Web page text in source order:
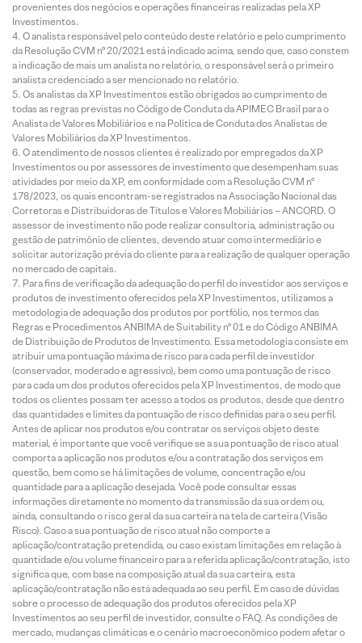
provenientes dos negócios e operações financeiras realizadas pela XP
Investimentos.
O analista responsável pelo conteúdo deste relatório e pelo cumprimento
da Resolução CVM nº 20/2021 está indicado acima, sendo que, caso constem
a indicação de mais um analista no relatório, o responsável será o primeiro
analista credenciado a ser mencionado no relatório.
Os analistas da XP Investimentos estão obrigados ao cumprimento de
todas as regras previstas no Código de Conduta da APIMEC Brasil para o
Analista de Valores Mobiliários e na Política de Conduta dos Analistas de
Valores Mobiliários da XP Investimentos.
O atendimento de nossos clientes é realizado por empregados da XP
Investimentos ou por assessores de investimento que desempenham suas
atividades por meio da XP, em conformidade com a Resolução CVM nº
178/2023, os quais encontram-se registrados na Associação Nacional das
Corretoras e Distribuidoras de Títulos e Valores Mobiliários – ANCORD. O
assessor de investimento não pode realizar consultoria, administração ou
gestão de patrimônio de clientes, devendo atuar como intermediário e
solicitar autorização prévia do cliente para a realização de qualquer operação
no mercado de capitais.
Para fins de verificação da adequação do perfil do investidor aos serviços e
produtos de investimento oferecidos pela XP Investimentos, utilizamos a
metodologia de adequação dos produtos por portfólio, nos termos das
Regras e Procedimentos ANBIMA de Suitability nº 01 e do Código ANBIMA
de Distribuição de Produtos de Investimento. Essa metodologia consiste em
atribuir uma pontuação máxima de risco para cada perfil de investidor
(conservador, moderado e agressivo), bem como uma pontuação de risco
para cada um dos produtos oferecidos pela XP Investimentos, de modo que
todos os clientes possam ter acesso a todos os produtos, desde que dentro
das quantidades e limites da pontuação de risco definidas para o seu perfil.
Antes de aplicar nos produtos e/ou contratar os serviços objeto deste
material, é importante que você verifique se a sua pontuação de risco atual
comporta a aplicação nos produtos e/ou a contratação dos serviços em
questão, bem como se há limitações de volume, concentração e/ou
quantidade para a aplicação desejada. Você pode consultar essas
informações diretamente no momento da transmissão da sua ordem ou,
ainda, consultando o risco geral da sua carteira na tela de carteira (Visão
Risco). Caso a sua pontuação de risco atual não comporte a
aplicação/contratação pretendida, ou caso existam limitações em relação à
quantidade e/ou volume financeiro para a referida aplicação/contratação, isto
significa que, com base na composição atual da sua carteira, esta
aplicação/contratação não está adequada ao seu perfil. Em caso de dúvidas
sobre o processo de adequação dos produtos oferecidos pela XP
Investimentos ao seu perfil de investidor, consulte o FAQ. As condições de
mercado, mudanças climáticas e o cenário macroeconômico podem afetar o